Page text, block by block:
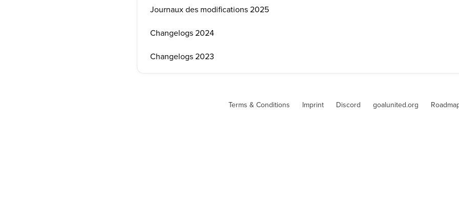
Journaux des modifications 2025
Changelogs 2024
Changelogs 2023
Terms & Conditions Imprint Discord goalunited.org